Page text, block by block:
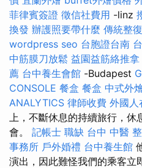
菲律賓簽證 徵信社費用 -linz
換發 辦護照要帶什麼 傳統整
wordpress seo 台胞證台南
中筋膜刀放鬆 益園益筋絡推拿
薦 台中養生會館 -Budapest
CONSOLE 餐盒 餐盒 中式外
ANALYTICS 律師收費 外國人
上，不斷休息的持續旅行，休
會。 記帳士 職缺 台中 中醫
事務所 戶外婚禮 台中養生館
演出，因此難怪我們的乘客立